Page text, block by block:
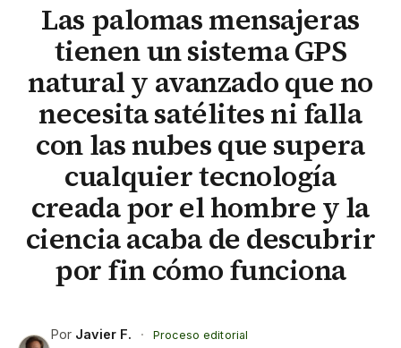
Las palomas mensajeras
tienen un sistema GPS
natural y avanzado que no
necesita satélites ni falla
con las nubes que supera
cualquier tecnología
creada por el hombre y la
ciencia acaba de descubrir
por fin cómo funciona
Por Javier F. ·
Proceso editorial